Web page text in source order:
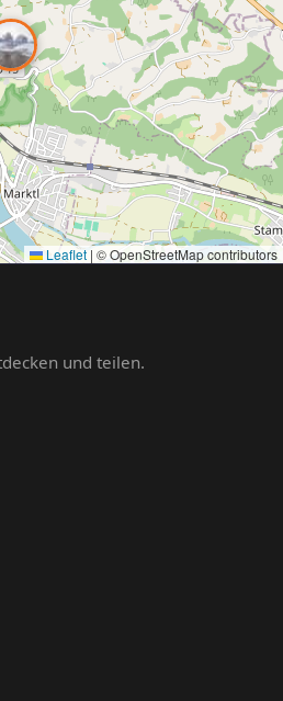
Leaflet | © OpenStreetMap contributors
und teilen.